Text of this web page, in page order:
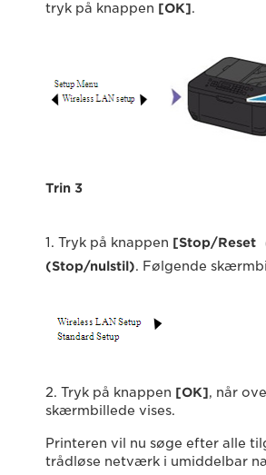
tryk på knappen [OK].
Trin 3
1. Tryk på knappen [Stop/Reset
(Stop/nulstil). Følgende
2. Tryk på knappen [OK], når
skærmbillede vises.
Printeren vil nu søge efter alle
trådløse netværk i umiddelbar